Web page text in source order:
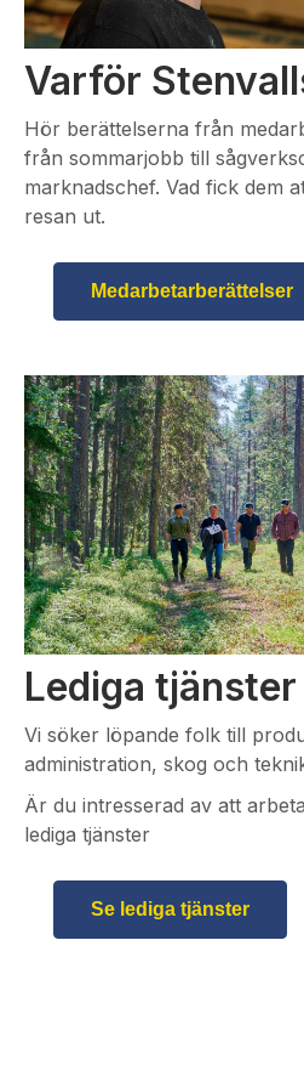
Varför
Hör berättelserna från
från sommarjobb till
marknadschef. Vad fick dem
resan ut.
Medarbetarberättelser
Lediga tjänster
Vi söker löpande folk till
administration, skog och
Är du intresserad av att
lediga tjänster
Se lediga tjänster